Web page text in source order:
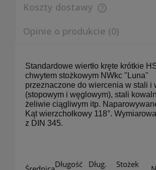
Koszty dostawy
Cena nie zawiera ewentualnych kosztów
Opinie o produkcie (0)
Standardowe wiertło kręte krótkie
chwytem stożkowym NWkc "Luna"
przeznaczone do wiercenia w stali i
(stopowym i węglowym), stali
żeliwie ciągliwym itp.
Kąt wierzchołkowy 118°.
z DIN 345.
Długość
Dług.
Stożek